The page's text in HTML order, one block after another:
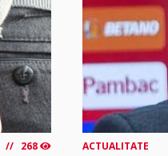
268 ACTUALITATE